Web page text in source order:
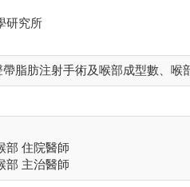
研究所
脂肪注射手術及喉部成型數、喉
部 住院醫師
部 主治醫師